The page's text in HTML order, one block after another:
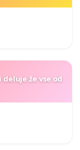
že vse od